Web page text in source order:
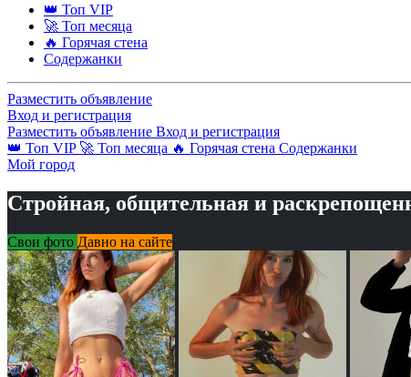
👑 Топ VIP
🚀 Топ месяца
🔥 Горячая стена
Содержанки
Разместить объявление
Вход и регистрация
Разместить объявление Вход и регистрация
👑 Топ VIP 🚀 Топ месяца 🔥 Горячая стена Содержанки
Мой город
Стройная, общительная и
Свои фото Давно на сайте